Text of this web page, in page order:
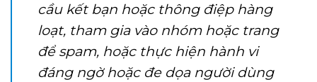
cầu kết bạn hoặc thông điệp hàng
loạt, tham gia vào nhóm hoặc trang
để spam, hoặc thực hiện hành vi
đáng ngờ hoặc đe dọa người dùng